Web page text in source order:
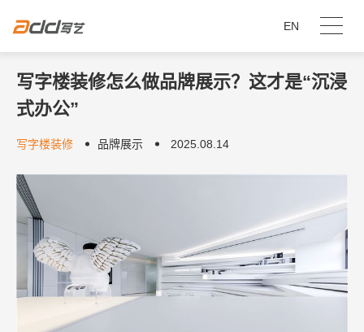
EN
写字楼装修怎么做品牌展示？这才是“沉浸
式办公”
写字楼装修 品牌展示 2025.08.14